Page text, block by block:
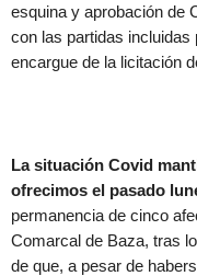
esquina y aprobación de
con las partidas incluidas
encargue de la licitación
La situación Covid
ofrecimos el pasado
permanencia de cinco
Comarcal de Baza, tras
de que, a pesar de